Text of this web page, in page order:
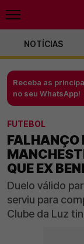
NOTÍCIAS
Receba as
no seu WhatsApp!
FUTEBOL
FALHANÇO
QUE EX
Duelo válido
serviu para
Clube da Luz